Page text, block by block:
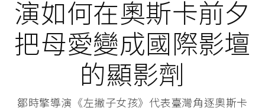
演如何在奧斯卡前夕
把母愛變成國際影壇
的顯影劑
鄒時擎導演《左撇子女孩》代表臺灣角逐奧斯卡